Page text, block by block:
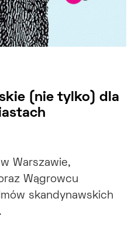
(nie tylko) dla
Warszawie,
Wągrowcu
skandynawskich